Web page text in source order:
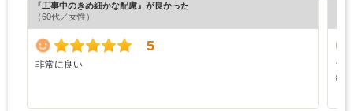
『工事中のきめ細かな配慮』が良かった
（60代／女性）
5
非常に良い
ち
総